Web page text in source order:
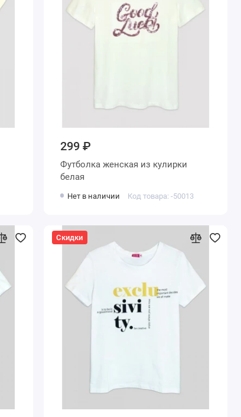
299 ₽
Футболка женская из кулирки
белая
Нет в наличии Код товара: -50013
Скидки